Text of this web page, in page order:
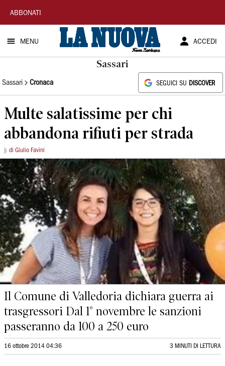
La
Nuova
Sardegna
ABBONATI
MENU ACCEDI
Sassari
Sassari Cronaca SEGUICI SU DISCOVER
Multe salatissime per chi
abbandona rifiuti per strada
di Giulio Favini
Il Comune di Valledoria dichiara guerra ai
trasgressori Dal 1° novembre le sanzioni
passeranno da 100 a 250 euro
16 ottobre 2014 04:36 3 MINUTI DI LETTURA